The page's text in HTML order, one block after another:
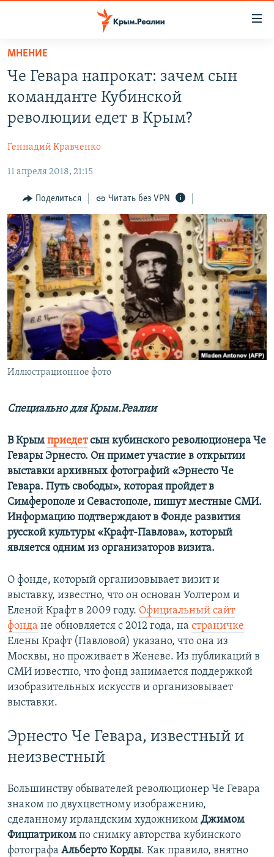
Вернуться
основному
содержанию
главной
Вернутся
поиску
СПЕЦПРОЕКТЫ
11 ЛЕТ ОККУПАЦИИ КРЫМА. 11 ИСТОРИЙ СОПРОТИВЛЕНИЯ
ЕЩЕ
ИНТЕРАКТИВ
ИНФОГРАФИКА
ТЕЛЕПРОЕКТ КРЫМ.РЕАЛИИ
СОВЕТЫ ПРАВОЗАЩИТНИКОВ
ПРОПАВШИЕ БЕЗ ВЕСТИ
ПОБЕДИТЕЛЕЙ НЕ СУДЯТ?
КРЫМ.НЕПОКОРЕННЫЙ
ELIFBE
УКРАИНСКАЯ ПРОБЛЕМА КРЫМА
РАДІО СВОБОДА
КАК ОБОЙТИ БЛОКИРОВКУ
Українською
Qırımtatar
ПРИСОЕДИНЯЙТЕСЬ!
Все сайты RFE/RL
МНЕНИЕ
Че Гевара напрокат: зачем сын
команданте Кубинской
революции едет в Крым?
Геннадий Кравченко
11 апреля 2018, 21:15
Поделиться Читать без VPN
Иллюстрационное фото
Специально для Крым.Реалии
В Крым приедетсын кубинского революционера Че
Гевары Эрнесто. Он примет участие в открытии
выставки архивных фотографий «Эрнесто Че
Гевара. Путь свободы», которая пройдет в
Симферополе и Севастополе, пишут местные СМИ.
Информацию подтверждают в Фонде развития
русской культуры «Крафт-Павлова», который
является одним из организаторов визита.
О фонде, который организовывает визит и
выставку, известно, что он основан Уолтером и
Еленой Крафт в 2009 году. Официальный сайт
фонда не обновляется с 2012 года, на страничке
Елены Крафт (Павловой) указано, что она из
Москвы, но проживает в Женеве. Из публикаций в
СМИ известно, что фонд занимается поддержкой
изобразительных искусств и организовывает
выставки.
Эрнесто Че Гевара, известный и
неизвестный
Большинству обывателей революционер Че Гевара
знаком по двухцветному изображению,
сделанному ирландским художником Джимом
Фицпатриком по снимку авторства кубинского
фотографа Альберто Корды. Как правило, внятно